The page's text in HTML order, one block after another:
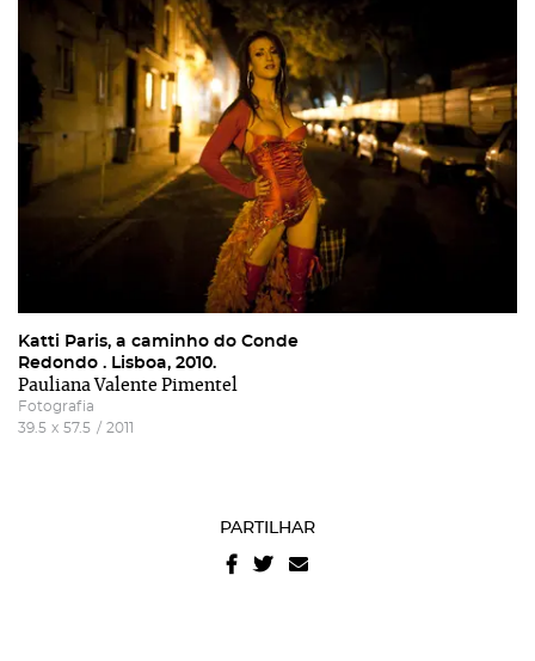
Katti Paris, a caminho do Conde
Redondo . Lisboa, 2010.
Pauliana Valente Pimentel
Fotografia
39.5 x 57.5 / 2011
PARTILHAR